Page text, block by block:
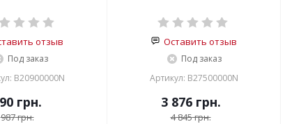
отзыв
Под заказ
B20900000N
грн.
987грн.
Оставить отзыв
Под заказ
Артикул: B27500000N
3 876грн.
4 845грн.